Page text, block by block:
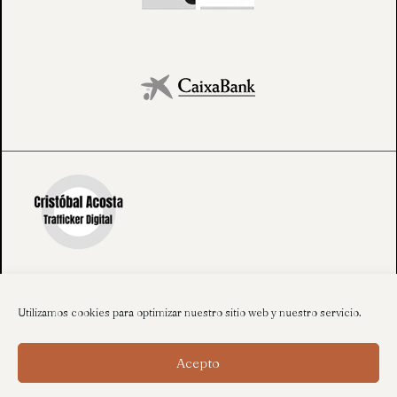
Utilizamos cookies para optimizar nuestro sitio web y nuestro servicio.
Acepto